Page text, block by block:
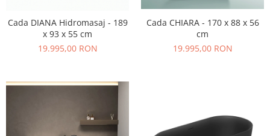
Cada DIANA Hidromasaj - 189
x 93 x 55 cm
19.995,00 RON
Cada CHIARA - 170 x 88 x 56
cm
19.995,00 RON